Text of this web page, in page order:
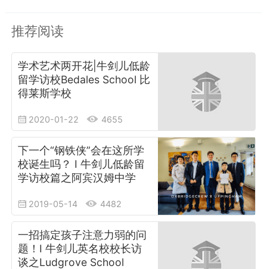
推荐阅读
学术艺术两开花|牛剑儿低龄
留学访校Bedales School 比
得莱斯学校
2020-01-22 4655
下一个“钢铁侠”会在这所学
校诞生吗？ I 牛剑儿低龄留
学访校篇之阿宾汉姆中学
2019-05-14 4482
一招搞定孩子注意力弱的问
题！I 牛剑儿英名校校长访
谈之Ludgrove School